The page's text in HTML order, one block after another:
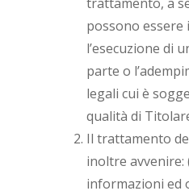
possono essere
l’esecuzione di
parte o
legali cui è
qualità di
Il trattamento
inoltre avvenire:
informazioni ed